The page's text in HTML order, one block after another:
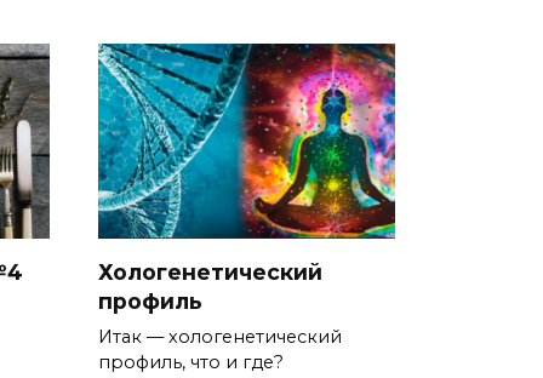
Хологенетический
профиль
Итак — хологенетический
профиль, что и где?